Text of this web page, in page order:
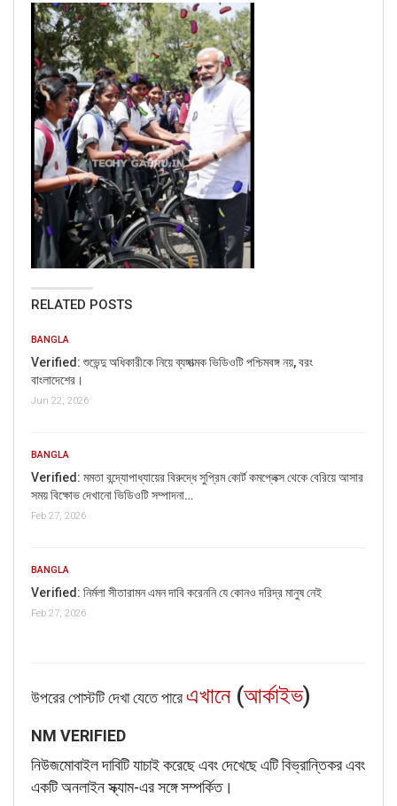
RELATED POSTS
BANGLA
Verified: শুভেন্দু অধিকারীকে নিয়ে ব্যঙ্গাত্মক ভিডিওটি পশ্চিমবঙ্গ নয়, বরং
বাংলাদেশের।
Jun 22, 2026
BANGLA
Verified: মমতা বন্দ্যোপাধ্যায়ের বিরুদ্ধে সুপ্রিম কোর্ট কমপ্লেক্স থেকে বেরিয়ে আসার
সময় বিক্ষোভ দেখানো ভিডিওটি সম্পাদনা…
Feb 27, 2026
BANGLA
Verified: নির্মলা সীতারামন এমন দাবি করেননি যে কোনও দরিদ্র মানুষ নেই
Feb 27, 2026
‌উপরের পোস্টটি দেখা যেতে পারেএখানে(আর্কাইভ)
NM VERIFIED
নিউজমোবাইল দাবিটি যাচাই করেছে এবং দেখেছে এটি বিভ্রান্তিকর এবং
একটি অনলাইন স্ক্যাম-‌এর সঙ্গে সম্পর্কিত।